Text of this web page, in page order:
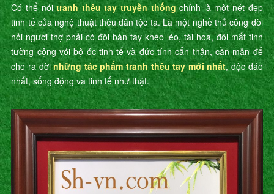
Có thể nóitranh thêu tay truyền thốngchính là một nét đẹp
tinh tế của nghệ thuật thêu dân tộc ta. Là một nghề thủ công đòi
hỏi người thợ phải có đôi bàn tay khéo léo, tài hoa, đôi mắt tinh
tường cộng với bộ óc tinh tế và đức tính cẩn thận, cần mẫn để
cho ra đờinhững tác phẩm tranh thêu tay mới nhất, độc đáo
nhất, sống động và tinh tế như thật.